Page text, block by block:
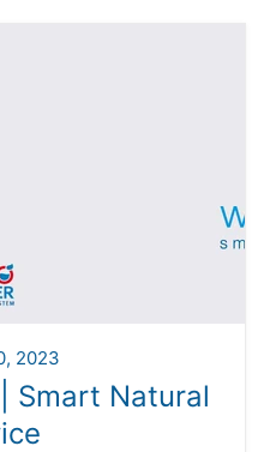
2023
Smart Natural